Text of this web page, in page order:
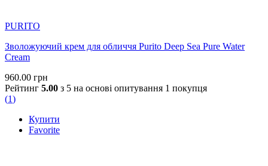
PURITO
Зволожуючий крем для обличчя Purito Deep Sea Pure Water
Cream
960.00 грн
Рейтинг 5.00 з 5 на основі опитування 1 покупця
(1)
Купити
Favorite